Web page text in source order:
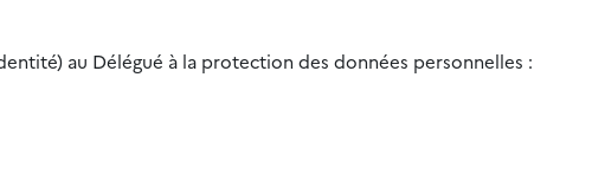
au Délégué à la protection des données personnelles :